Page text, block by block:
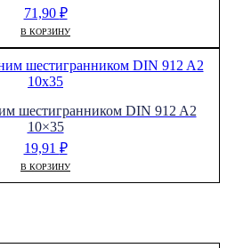
71,90 ₽
В КОРЗИНУ
шестигранником DIN 912 A2
10×35
19,91 ₽
В КОРЗИНУ